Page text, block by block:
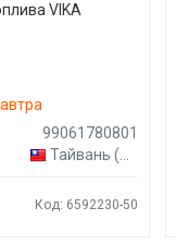
VIKA
99061780801
Тайвань (Китай)
Код: 6592230-50